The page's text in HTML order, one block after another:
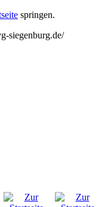
springen.
siegenburg.de/